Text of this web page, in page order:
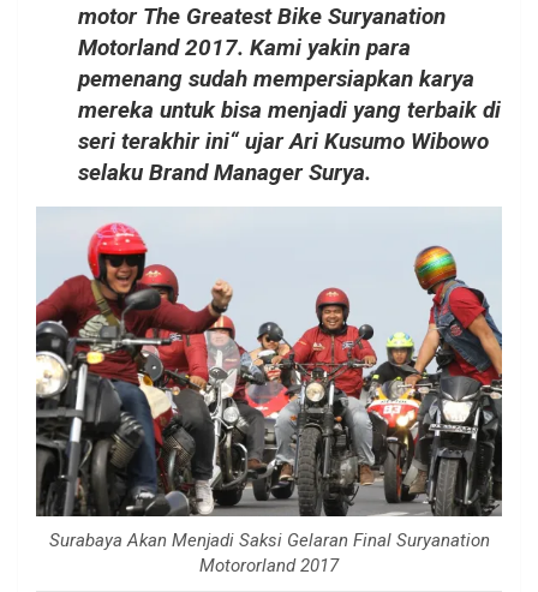
motor The Greatest Bike Suryanation
Motorland 2017. Kami yakin para
pemenang sudah mempersiapkan karya
mereka untuk bisa menjadi yang terbaik di
seri terakhir ini“ ujar Ari Kusumo Wibowo
selaku Brand Manager Surya.
Surabaya Akan Menjadi Saksi Gelaran Final Suryanation
Motororland 2017